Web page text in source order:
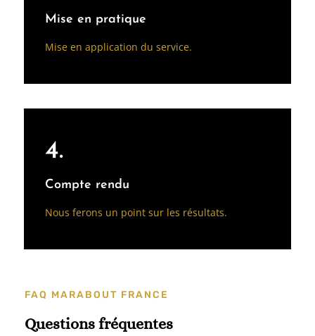
Mise en pratique
Mise en application du service.
4.
Compte rendu
Nous ferons un point sur les résultats.
FAQ MARABOUT FRANCE
Questions fréquentes